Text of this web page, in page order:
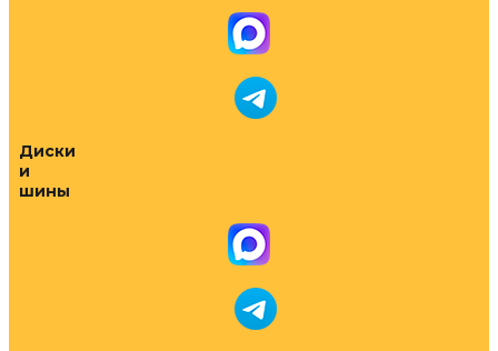
Диски
и
шины